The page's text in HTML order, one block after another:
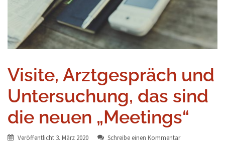
Visite, Arztgespräch und
Untersuchung, das sind
die neuen „Meetings“
Veröffentlicht 3. März 2020
Schreibe einen Kommentar